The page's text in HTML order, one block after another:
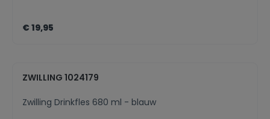
€ 19,95
ZWILLING 1024179
Zwilling Drinkfles 680 ml - blauw